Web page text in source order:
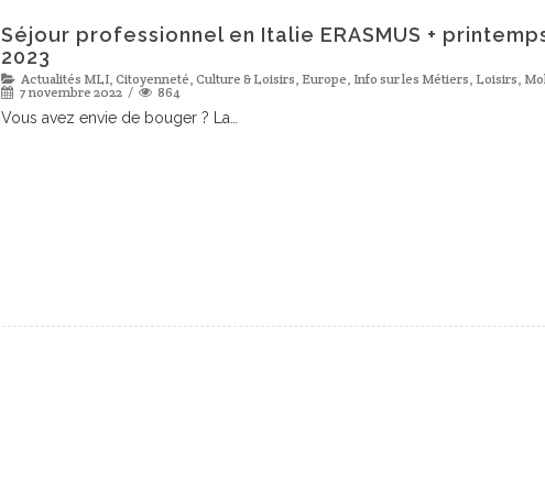
Séjour professionnel en Italie ERASMUS +
2023
Actualités MLI Citoyenneté Culture & Loisirs Europe Info sur les Métiers Loisirs
7 novembre 2022
864
Vous avez envie de bouger ? La…